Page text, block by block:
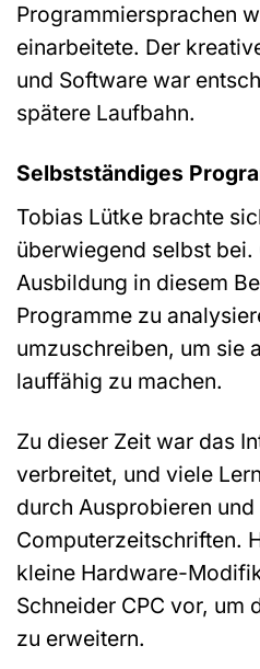
Programmiersprachen
einarbeitete. Der
und Software war
spätere Laufbahn.
Selbstständiges
Tobias Lütke brachte
überwiegend selbst bei.
Ausbildung in diesem
Programme zu
umzuschreiben, um sie
lauffähig zu machen.
Zu dieser Zeit war das
verbreitet, und viele
durch Ausprobieren
Computerzeitschriften.
kleine Hardware-
Schneider CPC vor, um
zu erweitern.